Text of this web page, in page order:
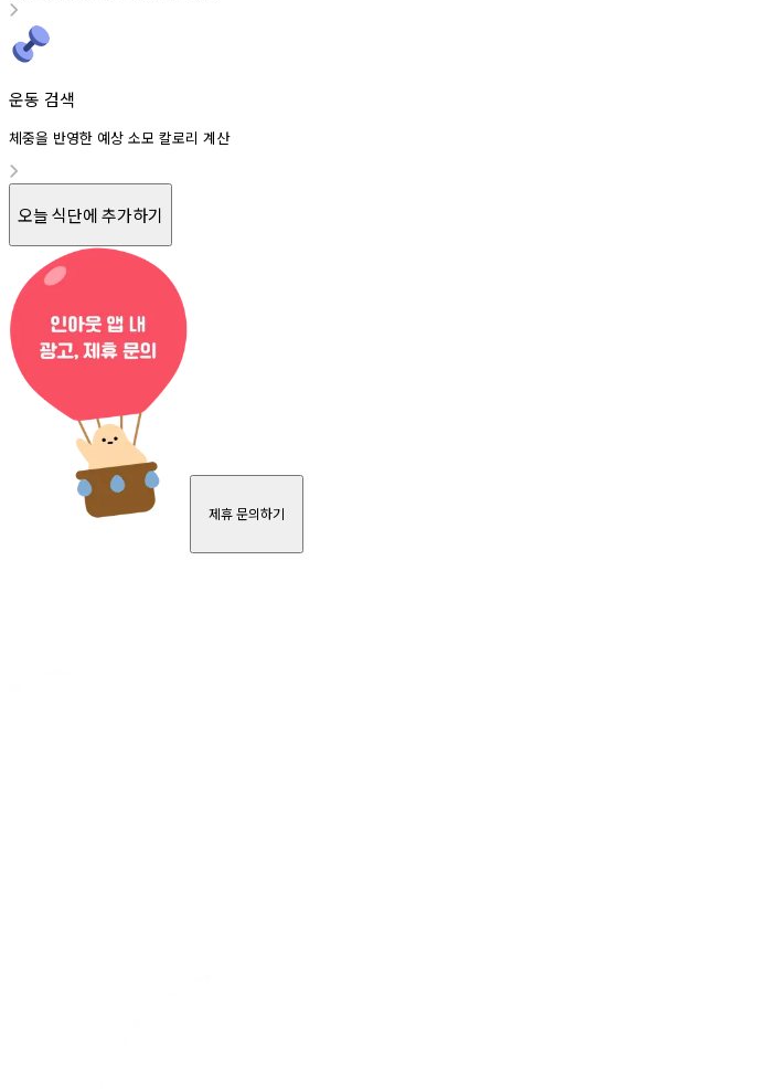
운동 검색
체중을 반영한 예상 소모 칼로리 계산
오늘 식단에 추가하기
제휴 문의하기